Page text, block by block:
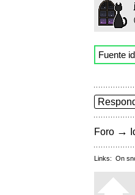
Fuente
Foro →
Links: On